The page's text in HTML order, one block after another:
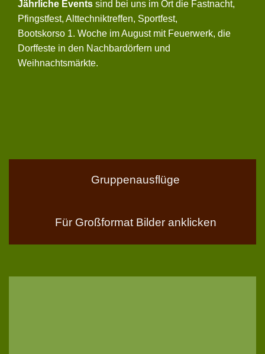
Jährliche Events sind bei uns im Ort die Fastnacht,
Pfingstfest, Alttechniktreffen, Sportfest,
Bootskorso 1. Woche im August mit Feuerwerk, die
Dorffeste in den Nachbardörfern und
Weihnachtsmärkte.
Gruppenausflüge
Für Großformat Bilder anklicken